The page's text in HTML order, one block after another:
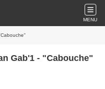
MENU
Gab'1 - "Cabouche"